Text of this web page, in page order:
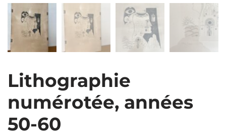
Lithographie
numérotée, années
50-60